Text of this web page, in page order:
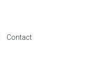
Contact